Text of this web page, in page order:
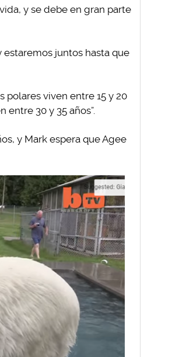
y se debe en gran parte
estaremos juntos hasta que
polares viven entre 15 y 20
entre 30 y 35 años”.
y Mark espera que Agee